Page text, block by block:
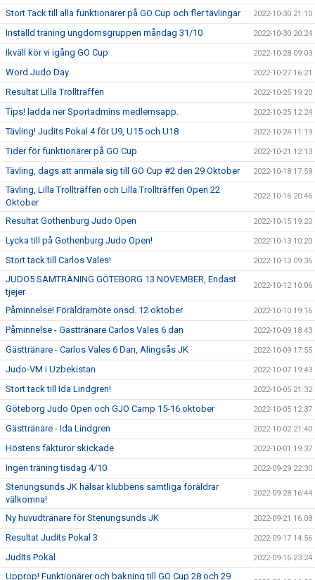
Stort Tack till alla funktionärer på GO Cup och fler tävlingar 2022-10-30 21:10
Inställd träning ungdomsgruppen måndag 31/10 2022-10-30 20:24
Ikväll kör vi igång GO Cup 2022-10-28 09:03
Word Judo Day 2022-10-27 16:21
Resultat Lilla Trollträffen 2022-10-25 19:20
Tips! ladda ner Sportadmins medlemsapp. 2022-10-25 12:24
Tävling! Judits Pokal 4 för U9, U15 och U18 2022-10-24 11:19
Tider för funktionärer på GO Cup 2022-10-21 12:13
Tävling, dags att anmäla sig till GO Cup #2 den 29 Oktober 2022-10-18 17:59
Tävling, Lilla Trollträffen och Lilla Trollträffen Open 22
Oktober
2022-10-16 20:46
Resultat Gothenburg Judo Open 2022-10-15 19:20
Lycka till på Gothenburg Judo Open! 2022-10-13 10:20
Stort tack till Carlos Vales! 2022-10-13 09:36
JUDO5 SAMTRÄNING GÖTEBORG 13 NOVEMBER, Endast
tjejer
2022-10-12 10:06
Påminnelse! Föräldramöte onsd. 12 oktober 2022-10-10 19:16
Påminnelse - Gästtränare Carlos Vales 6 dan 2022-10-09 18:43
Gästtränare - Carlos Vales 6 Dan, Alingsås JK 2022-10-09 17:55
Judo-VM i Uzbekistan 2022-10-07 19:43
Stort tack till Ida Lindgren! 2022-10-05 21:32
Göteborg Judo Open och GJO Camp 15-16 oktober 2022-10-05 12:37
Gästtränare - Ida Lindgren 2022-10-02 21:40
Höstens fakturor skickade 2022-10-01 19:37
Ingen träning tisdag 4/10 2022-09-29 22:30
Stenungsunds JK hälsar klubbens samtliga föräldrar
välkomna!
2022-09-28 16:44
Ny huvudtränare för Stenungsunds JK 2022-09-21 16:08
Resultat Judits Pokal 3 2022-09-17 14:56
Judits Pokal 2022-09-16 23:24
Upprop! Funktionärer och bakning till GO Cup 28 och 29